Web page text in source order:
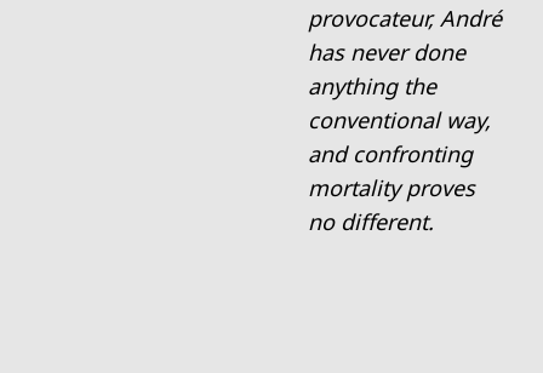
provocateur, André
has never done
anything the
conventional way,
and confronting
mortality proves
no different.